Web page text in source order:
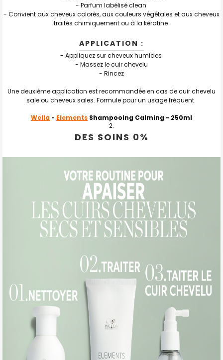
- Parfum labélisé clean
- Convient aux cheveux colorés, aux couleurs végétales et aux cheveux
traités chimiquement ou à la kératine
APPLICATION :
- Appliquez sur cheveux humides
- Massez le cuir chevelu
- Rincez
Une deuxième application est recommandée en cas de cuir chevelu
sale ou cheveux sales. Formule pour un usage fréquent.
Wella - Elements Shampooing Calming - 250ml
DES SOINS 0%